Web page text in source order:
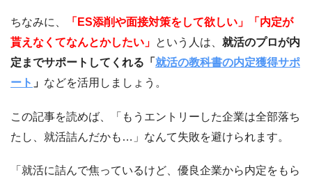
ちなみに、
「ES添削や面接対策をして欲しい」「内定が
貰えなくてなんとかしたい」 という人は、 就活のプロが内
定までサポートしてくれる「 就活の教科書の内定獲得サポ
ート 」 などを活用しましょう。
この記事を読めば、「もうエントリーした企業は全部落ち
たし、就活詰んだかも…」なんて失敗を避けられます。
「就活に詰んで焦っているけど、優良企業から内定をもら